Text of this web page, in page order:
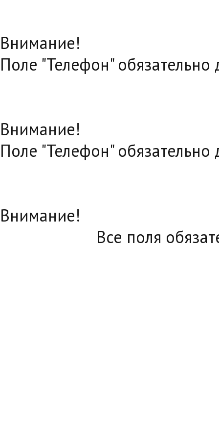
Внимание!
Поле "Телефон" обязательно
Внимание!
Поле "Телефон" обязательно
Внимание!
Все поля